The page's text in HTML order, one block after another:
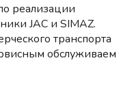
реализации
JAC и SIMAZ.
транспорта
обслуживаем